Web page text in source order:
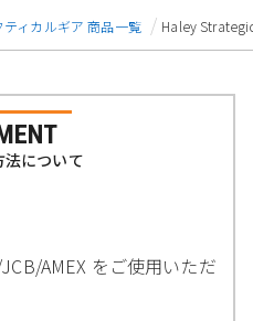
ティカルギア 商品一覧 Haley
法について
AMEX をご使用いただ